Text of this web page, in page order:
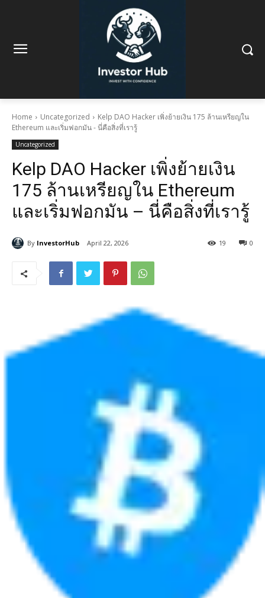
Home Uncategorized
Kelp DAO Hacker เพิ่งย้ายเงิน 175 ล้านเหรียญใน
Ethereum และเริ่มฟอกมัน - นี่คือสิ่งที่เรารู้
Uncategorized
Kelp DAO Hacker เพิ่งย้ายเงิน
175 ล้านเหรียญใน Ethereum
และเริ่มฟอกมัน – นี่คือสิ่งที่เรารู้
By InvestorHub April 22, 2026 0
19